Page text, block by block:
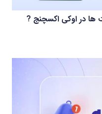
ها در اوکی اکسچنج ?